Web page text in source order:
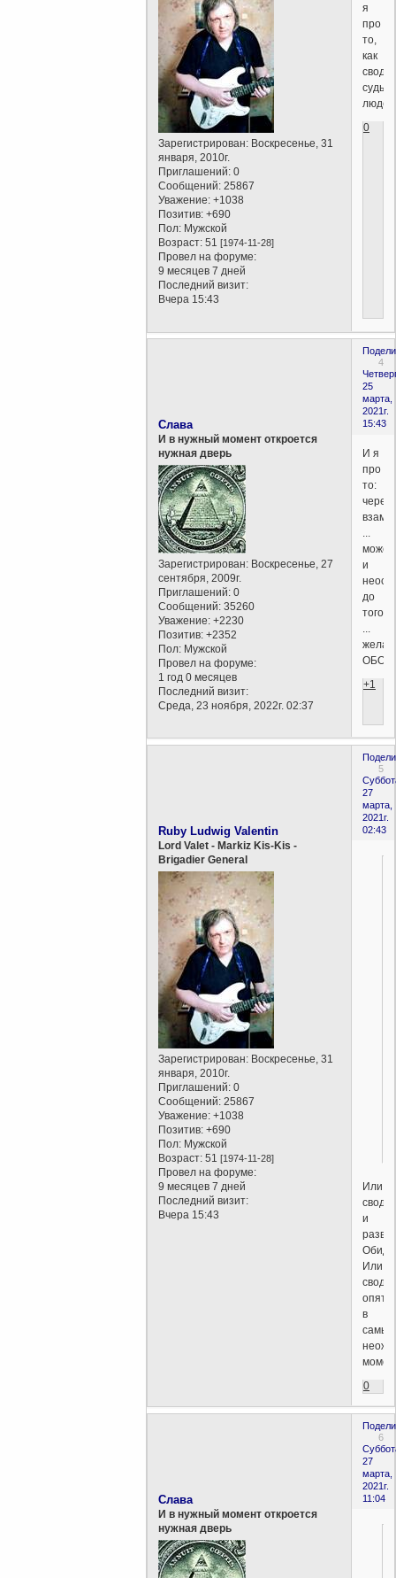
Зарегистрирован: Воскресенье, 31
января, 2010г.
Приглашений: 0
Сообщений: 25867
Уважение: +1038
Позитив: +690
Пол: Мужской
Возраст: 51[1974-11-28]
Провел на форуме:
9 месяцев 7 дней
Последний визит:
Вчера 15:43
я
про
то,
как
сводит
судьба
0
4
25
марта,
2021г.
15:43
Слава
И в нужный момент откроется
нужная дверь
Зарегистрирован: Воскресенье, 27
сентября, 2009г.
Приглашений: 0
Сообщений: 35260
Уважение: +2230
Позитив: +2352
Пол: Мужской
Провел на форуме:
1 год 0 месяцев
Последний визит:
Среда, 23 ноября, 2022г. 02:37
И я
про
то:
через
может
и
до
того
+1
5
27
марта,
2021г.
02:43
Ruby Ludwig Valentin
Lord Valet - Markiz Kis-Kis -
Brigadier General
Зарегистрирован: Воскресенье, 31
января, 2010г.
Приглашений: 0
Сообщений: 25867
Уважение: +1038
Позитив: +690
Пол: Мужской
Возраст: 51[1974-11-28]
Провел на форуме:
9 месяцев 7 дней
Последний визит:
Вчера 15:43
Или
сводит
и
Или
сводит
опять
в
самый
0
6
27
марта,
2021г.
11:04
Слава
И в нужный момент откроется
нужная дверь